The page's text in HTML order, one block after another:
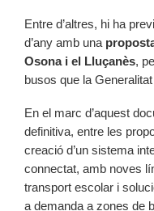
Entre d’altres, hi ha
d’any amb una
Osona i el Lluçanès,
busos que la
En el marc d’aquest
definitiva, entre les
creació d’un sistema
connectat, amb noves
transport escolar i
a demanda a zones de